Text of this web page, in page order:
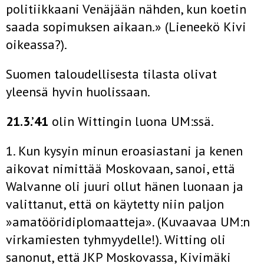
politiikkaani Venäjään nähden, kun koetin
saada sopimuksen ai­kaan.» (Lieneekö Kivi
oikeassa?).
Suomen taloudellisesta tilasta olivat
yleensä hyvin huolis­saan.
21.3.’41 olin Wittingin luona UM:ssä.
1. Kun kysyin minun eroasiastani ja kenen
aikovat nimittää Moskovaan, sanoi, että
Walvanne oli juuri ollut hänen luonaan ja
valittanut, että on käytetty niin paljon
»amatööridiplomaatteja». (Kuvaavaa UM:n
virkamiesten tyhmyydelle!). Witting oli
sano­nut, että JKP Moskovassa, Kivimäki